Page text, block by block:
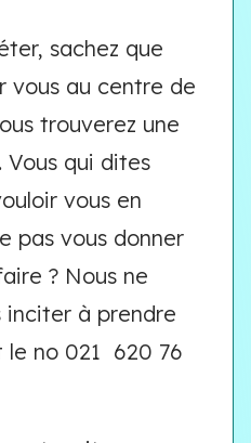
sachez que
vous au centre de
trouverez une
Vous qui dites
vous en
pas vous donner
? Nous ne
inciter à prendre
le no 021 620 76